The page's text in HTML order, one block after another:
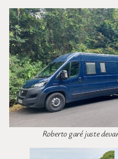
Roberto garé juste